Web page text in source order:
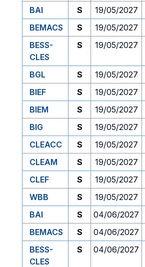
BAI
S 19/05/2027
BEMACS
S 19/05/2027
BESS-
CLES
S 19/05/2027
BGL S 19/05/2027
BIEF
S 19/05/2027
BIEM
S 19/05/2027
BIG
S 19/05/2027
CLEACC
S 19/05/2027
CLEAM
S 19/05/2027
CLEF
S 19/05/2027
WBB
S 19/05/2027
BAI
S 04/06/2027
BEMACS
S 04/06/2027
BESS-
CLES
S 04/06/2027